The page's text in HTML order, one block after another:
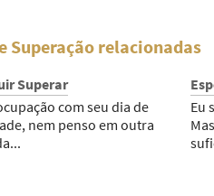
Superação relacionadas
Superar
com seu dia de
nem penso em outra
Eu